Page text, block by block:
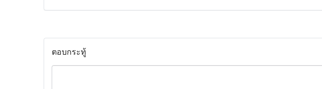
ตอบกระทู้